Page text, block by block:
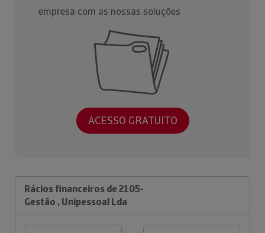
empresa com as nossas soluções
ACESSO GRATUITO
Rácios financeiros de 2105-
Gestão , Unipessoal Lda